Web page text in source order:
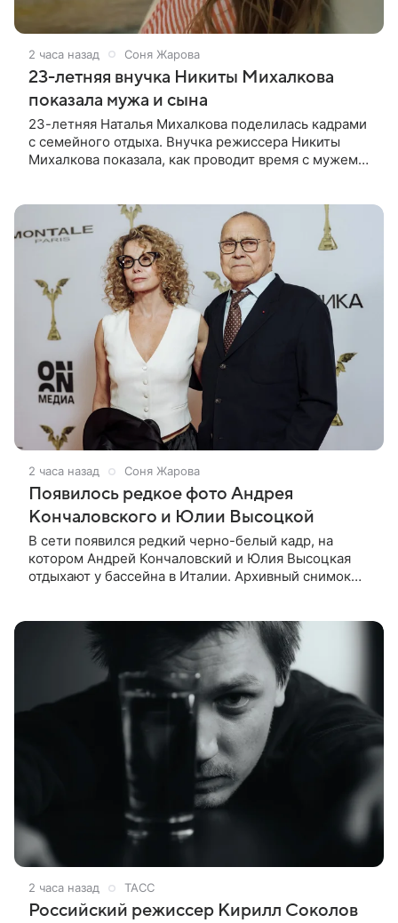
2 часа назад Соня Жарова
23-летняя внучка Никиты Михалкова
показала мужа и сына
23-летняя Наталья Михалкова поделилась кадрами
с семейного отдыха. Внучка режиссера Никиты
Михалкова показала, как проводит время с мужем
2 часа назад Соня Жарова
Появилось редкое фото Андрея
Кончаловского и Юлии Высоцкой
В сети появился редкий черно-белый кадр, на
котором Андрей Кончаловский и Юлия Высоцкая
отдыхают у бассейна в Италии. Архивный снимок
2 часа назад ТАСС
Российский режиссер Кирилл Соколов